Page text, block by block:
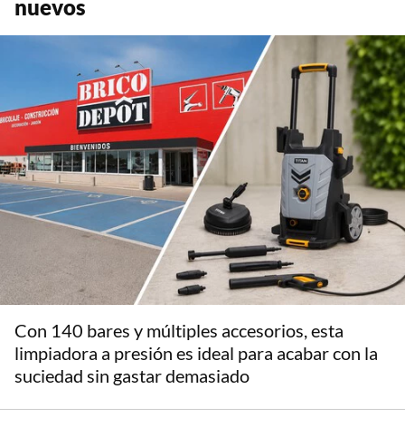
nuevos
Con 140 bares y múltiples accesorios, esta
limpiadora a presión es ideal para acabar con la
suciedad sin gastar demasiado